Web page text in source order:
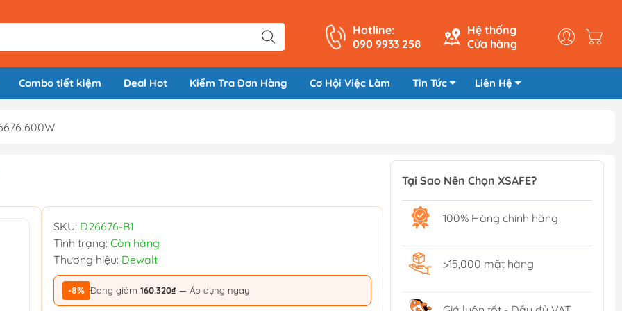
Hotline:
090 9933 258
Hệ thống
Cửa hàng
Combo tiết kiệm Deal Hot Kiểm Tra Đơn Hàng Cơ Hội Việc Làm Tin Tức Liên Hệ
600W
SKU: D26676-B1
Tình trạng: Còn hàng
Thương hiệu: Dewalt
-8% Đang giảm 160.320₫ — Áp dụng ngay
Tại Sao Nên Chọn XSAFE?
100% Hàng chính hãng
>15,000 mặt hàng